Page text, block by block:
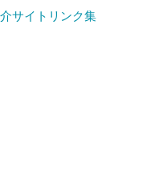
サイトリンク集